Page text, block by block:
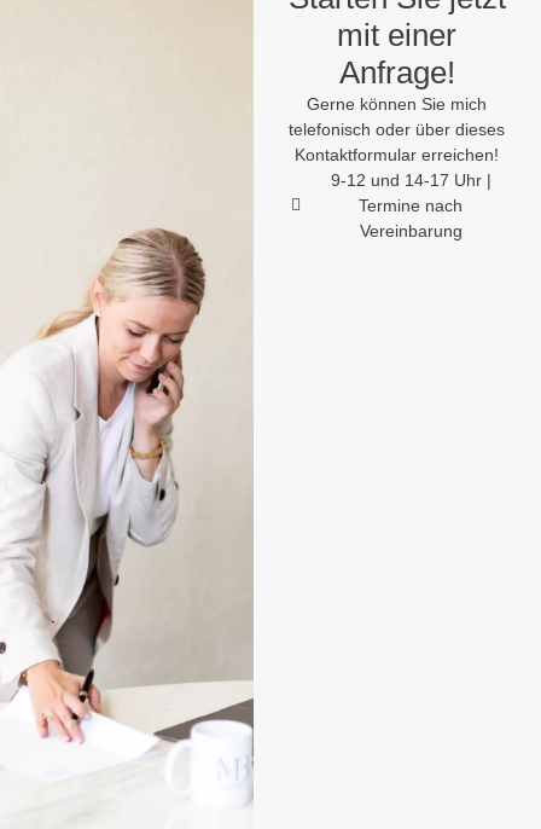
mit einer
Anfrage!
Gerne können Sie mich
telefonisch oder über dieses
Kontaktformular erreichen!
9-12 und 14-17 Uhr |
Termine nach
Vereinbarung